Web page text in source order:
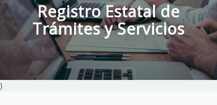
Registro Estatal de
Trámites y Servicios
)